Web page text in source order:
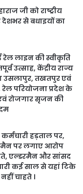
जी को राष्ट्रीय
से बधाइयों का
लाइन की स्वीकृति
उत्साह, केंद्रीय राज्य
उसलापुर, तखतपुर एवं
परियोजना प्रदेश के
रोजगार सृजन की
हड़ताल पर,
पर लगाए आरोप
एल्डरमैन और सांसद
कई साल से यहां टिके
चाहते ।